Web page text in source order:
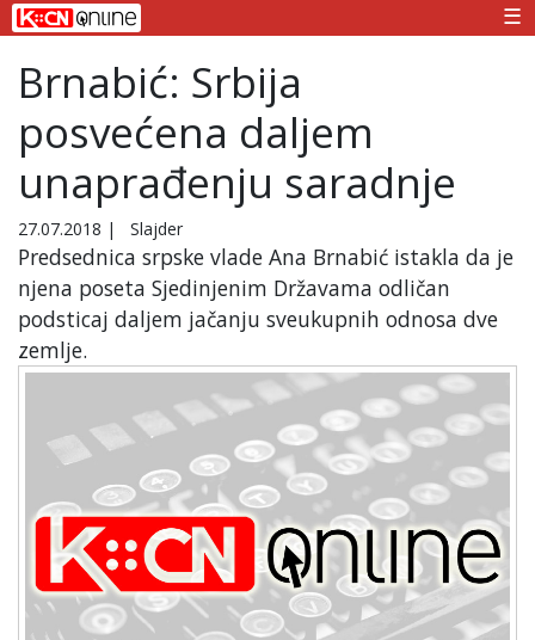
☰
Brnabić: Srbija
posvećena daljem
unaprađenju saradnje
27.07.2018 | Slajder
Predsednica srpske vlade Ana Brnabić istakla da je
njena poseta Sjedinjenim Državama odličan
podsticaj daljem jačanju sveukupnih odnosa dve
zemlje.